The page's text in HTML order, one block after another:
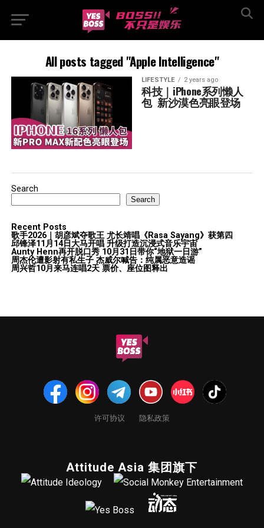
All posts tagged "Apple Intelligence"
LIFESTYLE 2 years ago
科技｜iPhone系列懒人
包  新沙漠色亮眼登场
Search
Search
Recent Posts
歌手2026｜胡彦斌夺歌王 尤长靖唱《Rasa Sayang》获第四
邱锋泽11月14日大马开唱 升级打造沉浸式音乐宇宙
Aunty Henn再开脱口秀 10月31日带你“地狱一日游”
周杰伦遭影射有私生子 杰威尔喊告：纯属恶意造谣
周兴哲10月来马连唱2天 票价、座位图释出
许可协议 隐私政策
Attitude Asia 集团旗下